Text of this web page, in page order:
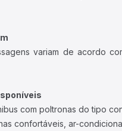
variam de acordo
com poltronas do tipo
confortáveis, ar-